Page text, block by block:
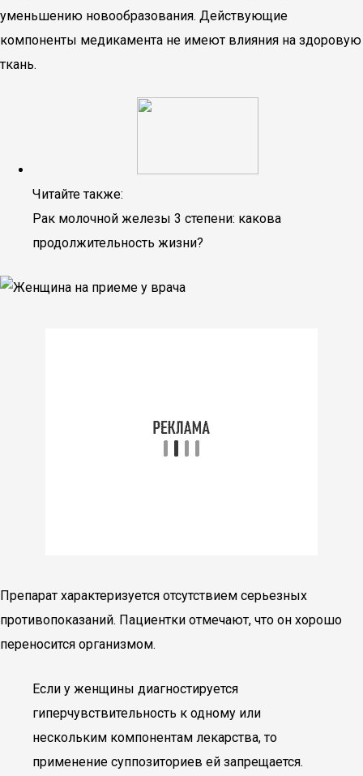
уменьшению новообразования. Действующие
компоненты медикамента не имеют влияния на здоровую
ткань.
Читайте также:
Рак молочной железы 3 степени: какова
продолжительность жизни?
Препарат характеризуется отсутствием серьезных
противопоказаний. Пациентки отмечают, что он хорошо
переносится организмом.
Если у женщины диагностируется
гиперчувствительность к одному или
нескольким компонентам лекарства, то
применение суппозиториев ей запрещается.